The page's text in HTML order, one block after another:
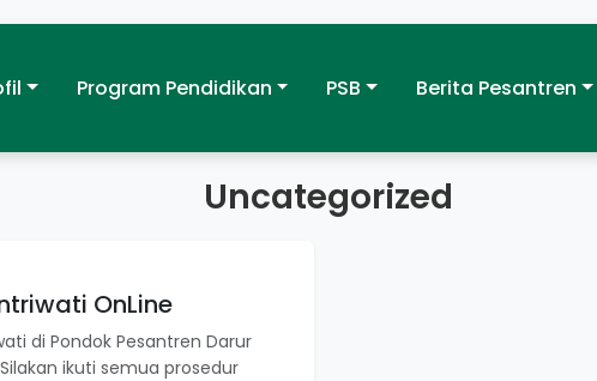
Program Pendidikan PSB Berita Pesantren
Uncategorized
OnLine
di Pondok Pesantren Darur
ikuti semua prosedur